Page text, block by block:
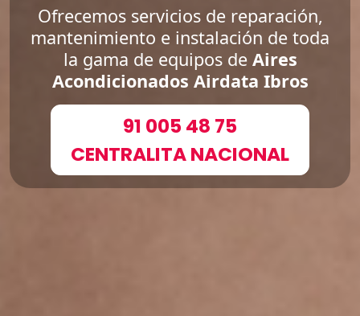
Ofrecemos servicios de reparación,
mantenimiento e instalación de toda
la gama de equipos de Aires
Acondicionados Airdata Ibros
91 005 48 75
CENTRALITA NACIONAL